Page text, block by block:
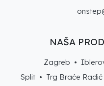
NAŠA
Zagreb •
Split • Trg Braće